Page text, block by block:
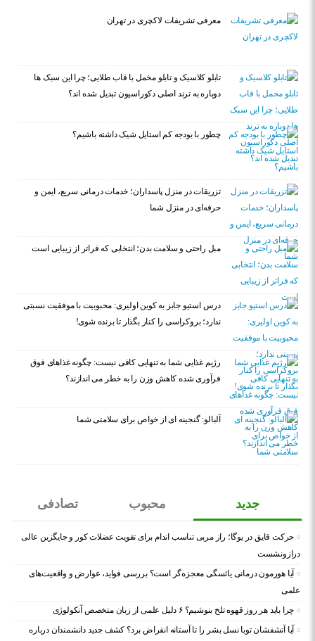
معرفی تشریفات لاکچری در تهران
تابلو کلاسیک و تابلو مخمل با قاب طلایی؛ چرا این سبک ها
دوباره به ترند اصلی دکوراسیون تبدیل شده اند؟
چطور با بودجه کم استایل شیک داشته باشیم؟
تزریقات در منزل پاسداران؛ خدمات درمانی سریع، ایمن و
حرفه‌ای در منزل شما
مبل راحتی و سلامت بدن؛ انتخابی که فراتر از زیبایی است
درس استیو جابز به کوین اولیری: محبوبیت با موفقیت نسبتی
ندارد؛ بروکراسی را کنار بگذار تا برنده شوی!
رژیم غذایی شما به تنهایی کافی نیست: چگونه غذاهای فوق
فرآوری شده کاهش وزن را به خطر می اندازند؟
آلبالو: گنجینه ای از خواص برای سلامتی شما
جدید محبوب تصادفی
حرکت قایق در یوگا؛ راز مربی تناسب اندام برای تقویت عضلات کور و جایگزین عالی
درازونشست
آیا هورمون درمانی یائسگی معجزه‌گر است؟ بررسی فواید، عوارض و واقعیت‌های
علمی
چرا باید هر روز قهوه تلخ بنوشیم؟ ۶ دلیل علمی از زبان متخصص آنکولوژی
آیا آتشفشان توبا نسل بشر را تا آستانه انقراض برد؟ کشف جدید دانشمندان درباره